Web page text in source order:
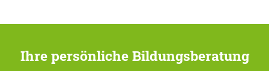
Ihre persönliche Bildungsberatung